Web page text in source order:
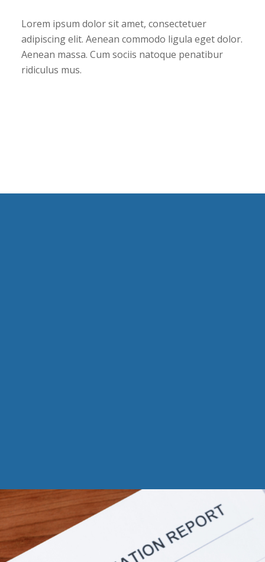
Lorem ipsum dolor sit amet, consectetuer
adipiscing elit. Aenean commodo ligula eget dolor.
Aenean massa. Cum sociis natoque penatibur
ridiculus mus.